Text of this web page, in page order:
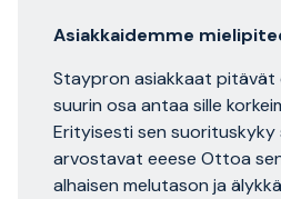
Asiakkaidemme
Staypron asiakkaat pitävät
suurin osa antaa sille
Erityisesti sen
arvostavat eeese Ottoa
alhaisen melutason ja